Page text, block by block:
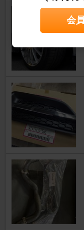
会